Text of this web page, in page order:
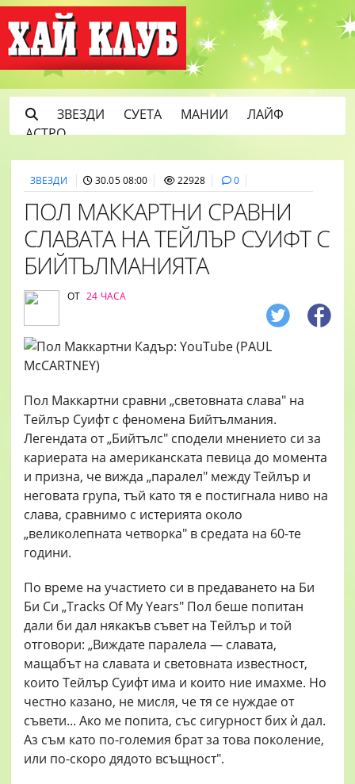
ЗВЕЗДИ СУЕТА МАНИИ
ЛАЙФ
АСТРО
ЗВЕЗДИ 30.05 08:00 22928 0
ПОЛ МАККАРТНИ СРАВНИ
СЛАВАТА НА ТЕЙЛЪР СУИФТ С
БИЙТЪЛМАНИЯТА
ОТ 24 ЧАСА
Пол Маккартни сравни „световната слава" на
Тейлър Суифт с феномена Бийтълмания.
Легендата от „Бийтълс" сподели мнението си за
кариерата на американската певица до момента
и призна, че вижда „паралел" между Тейлър и
неговата група, тъй като тя е постигнала ниво на
слава, сравнимо с истерията около
„великолепната четворка" в средата на 60-те
години.
По време на участието си в предаването на Би
Би Си „Tracks Of My Years" Пол беше попитан
дали би дал някакъв съвет на Тейлър и той
отговори: „Виждате паралела — славата,
мащабът на славата и световната известност,
които Тейлър Суифт има и които ние имахме. Но
честно казано, не мисля, че тя се нуждае от
съвети... Ако ме попита, със сигурност бих ѝ дал.
Аз съм като по-големия брат за това поколение,
или по-скоро дядото всъщност".